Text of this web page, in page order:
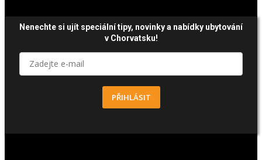
Nenechte si ujít speciální tipy, novinky a nabídky ubytování
v Chorvatsku!
PŘIHLÁSIT